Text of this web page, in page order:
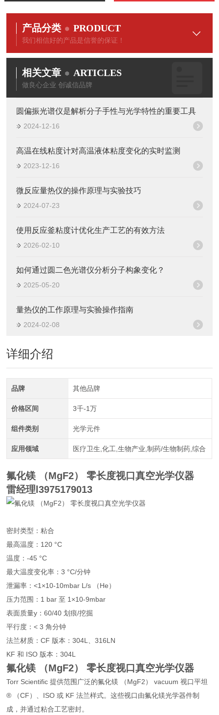
产品分类 PRODUCT
我们相信好的产品是信誉的保证！
相关文章 ARTICLES
做良心企业 创诚信品牌
圆偏振光谱仪是解析分子手性与光学特性的重要工具
2024-12-16
高温在线粘度计对高温液体粘度变化的实时监测
2023-12-16
微反应量热仪的操作原理与实验技巧
2024-07-23
使用反应釜粘度计优化生产工艺的有效方法
2026-02-10
如何通过圆二色光谱仪分析分子构象变化？
2025-05-20
量热仪的工作原理与实验操作指南
2024-02-08
详细介绍
品牌 其他品牌
价格区间 3千-1万
组件类别 光学元件
应用领域 医疗卫生,化工,生物产业,制药/生物制药,综合
氟化镁 （MgF2） 零长度视口真空光学仪器
雷经理l3975179013
密封类型：粘合
最高温度：120 °C
温度：-45 °C
最大温度变化率：3 °C/分钟
泄漏率：<1×10-10mbar L/s （He）
压力范围：1 bar 至 1×10-9mbar
表面质量y：60/40 划痕/挖掘
平行度：< 3 角分钟
法兰材质：CF 版本：304L、316LN
KF 和 ISO 版本：304L
氟化镁 （MgF2） 零长度视口真空光学仪器
Torr Scientific 提供范围广泛的氟化镁 （MgF2） vacuum 视口平坦
® （CF）、ISO 或 KF 法兰样式。这些视口由氟化镁光学器件制
成，并通过粘合工艺密封。